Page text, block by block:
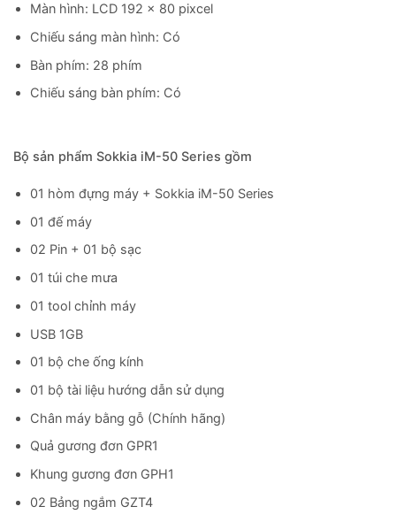
Màn hình: LCD 192 x 80 pixcel
Chiếu sáng màn hình: Có
Bàn phím: 28 phím
Chiếu sáng bàn phím: Có
Bộ sản phẩm Sokkia iM-50 Series gồm
01 hòm đựng máy + Sokkia iM-50 Series
01 đế máy
02 Pin + 01 bộ sạc
01 túi che mưa
01 tool chỉnh máy
USB 1GB
01 bộ che ống kính
01 bộ tài liệu hướng dẫn sử dụng
Chân máy bằng gỗ (Chính hãng)
Quả gương đơn GPR1
Khung gương đơn GPH1
02 Bảng ngắm GZT4